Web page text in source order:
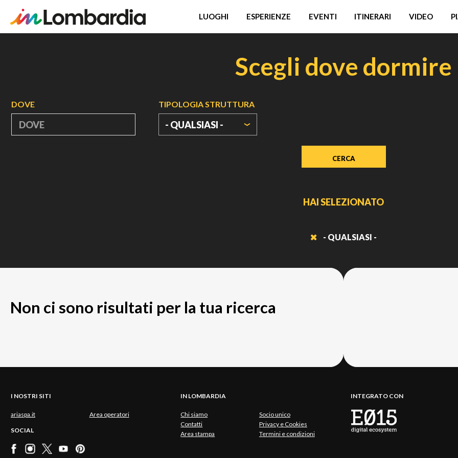
LUOGHI ESPERIENZE EVENTI ITINERARI VIDEO
Scegli dove dormire
DOVE TIPOLOGIA STRUTTURA
- QUALSIASI -
HAI SELEZIONATO
- QUALSIASI -
Non ci sono risultati per la tua ricerca
I NOSTRI SITI
ariaspa.it Area operatori
SOCIAL
IN LOMBARDIA
Chi siamo
Socio unico
Contatti
Privacy e Cookies
Area stampa
Termini e condizioni
INTEGRATO CON